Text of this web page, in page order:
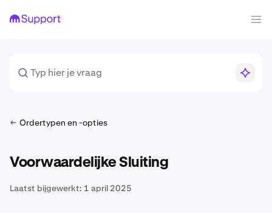
Ordertypen en -opties
Voorwaardelijke Sluiting
Laatst bijgewerkt: 1 april 2025